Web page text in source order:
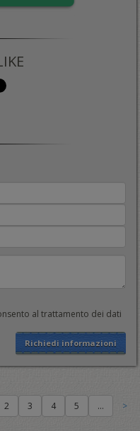
al trattamento dei dati
Richiedi informazioni